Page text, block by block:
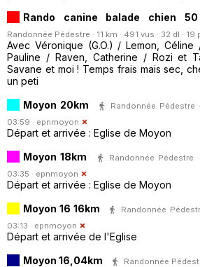
Rando canine balade chien
Randonnée Pédestre · 11 km · 491 vus · 32 dl · 19
Avec Véronique (G.O.) / Lemon,
Pauline / Raven, Catherine / Rozi et
Savane et moi ! Temps frais mais sec,
un peti
Moyon 20km
Randonnée Pédestre
03:59 · epnmoyon
Départ et arrivée : Eglise de Moyon
Moyon 18km
Randonnée Pédestre
03:35 · epnmoyon
Départ et arrivée : Eglise de Moyon
Moyon 16 16km
Randonnée
03:13 · epnmoyon
Départ et arrivée de l'Eglise
Moyon 16,04km
Randonnée